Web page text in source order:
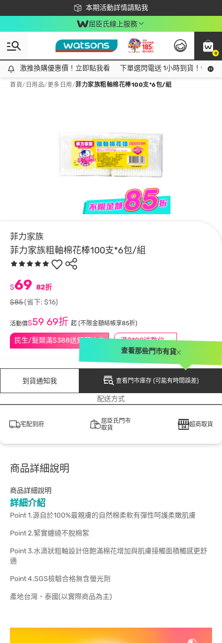
本期活動詳情請點我
下載app最高回饋$350
屈臣氏線上服務
0
激推換購優惠價！立即點我看
激推換購優惠價！立即點我看 下單選閃電送 1小時到貨！領神
首頁/ 日用品/ 更多日用 /菲力家族粗軸棉花棒100支*6包/組
菲力家族
菲力家族粗軸棉花棒100支*6包/組
民生/髮類滿$388送舒潔冰巾 滿$100送數位印花
$69 82折
$85(省下: $16)
活動價$59 69折 起 (不限金額結帳享85折)
到貨通知我 查看門市庫存 (可能有時間誤差)
查看那些門市有貨
配送方式
宅配到府
屈臣氏門市
取貨
超商取貨
商品詳細說明
商品詳細說明
詳細介紹
Point 1.源自於100%最親膚的自然棉柔軟有彈性呵護柔嫩肌膚
Point 2.緊實纏繞不脫棉絮
Point 3.水滴狀粗軸設計倍飽滿棉花增加與肌膚接觸面積觸感更舒
適
Point 4.SGS檢驗合格無含螢光劑
產地台灣、泰國(以實際商品為主)